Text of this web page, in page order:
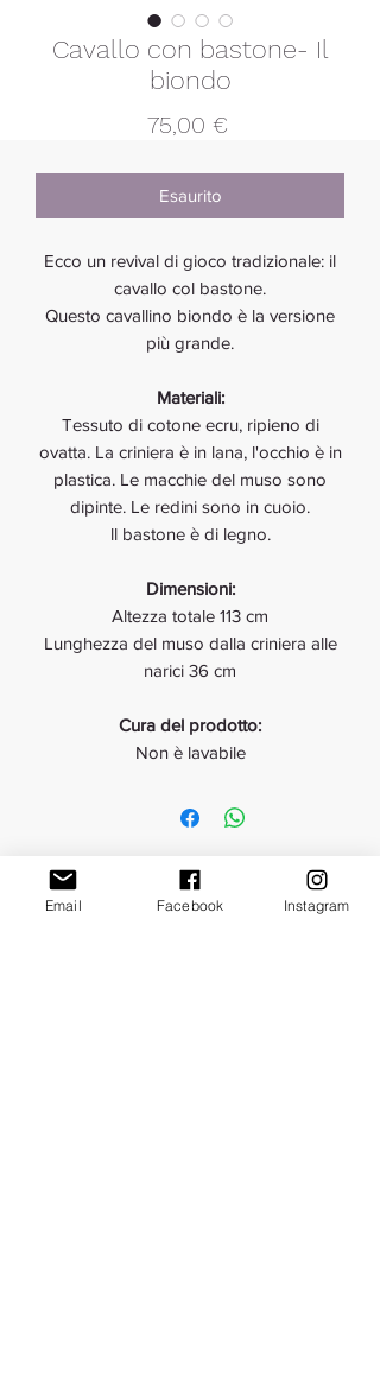
Cavallo con bastone- Il
biondo
75,00 €Prezzo
Esaurito
Ecco un revival di gioco tradizionale: il
cavallo col bastone.
Questo cavallino biondo è la versione
più grande.
Materiali:
Tessuto di cotone ecru, ripieno di
ovatta. La criniera è in lana, l'occhio è in
plastica. Le macchie del muso sono
dipinte. Le redini sono in cuoio.
ll bastone è di legno.
Dimensioni:
Altezza totale 113 cm
Lunghezza del muso dalla criniera alle
narici 36 cm
Cura del prodotto:
Non è lavabile
Email Facebook Instagram